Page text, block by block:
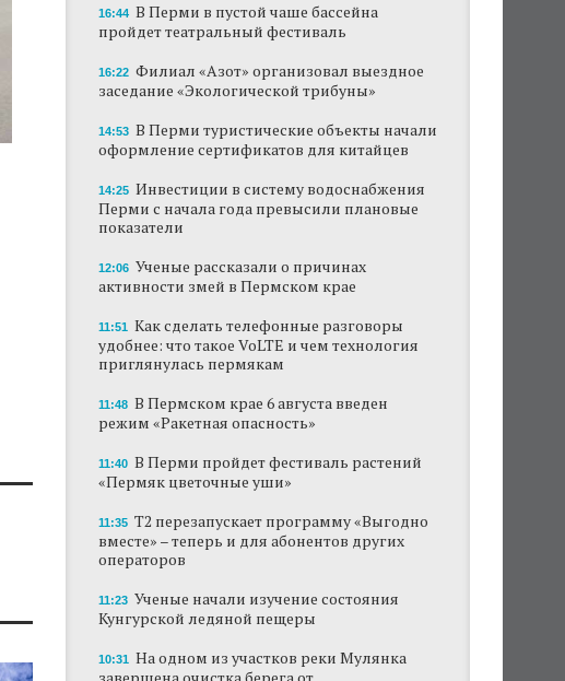
Ученые рассказали о причинах активности
змей в Пермском крае
Ученые начали изучение состояния
Кунгурской ледяной пещеры
16:44 В Перми в пустой чаше бассейна
пройдет театральный фестиваль
16:22 Филиал «Азот» организовал выездное
заседание «Экологической трибуны»
14:53 В Перми туристические объекты начали
оформление сертификатов для китайцев
14:25 Инвестиции в систему водоснабжения
Перми с начала года превысили плановые
показатели
12:06 Ученые рассказали о причинах
активности змей в Пермском крае
11:51 Как сделать телефонные разговоры
удобнее: что такое VoLTE и чем технология
приглянулась пермякам
11:48 В Пермском крае 6 августа введен
режим «Ракетная опасность»
11:40 В Перми пройдет фестиваль растений
«Пермяк цветочные уши»
11:35 Т2 перезапускает программу «Выгодно
вместе» – теперь и для абонентов других
операторов
11:23 Ученые начали изучение состояния
Кунгурской ледяной пещеры
10:31 На одном из участков реки Мулянка